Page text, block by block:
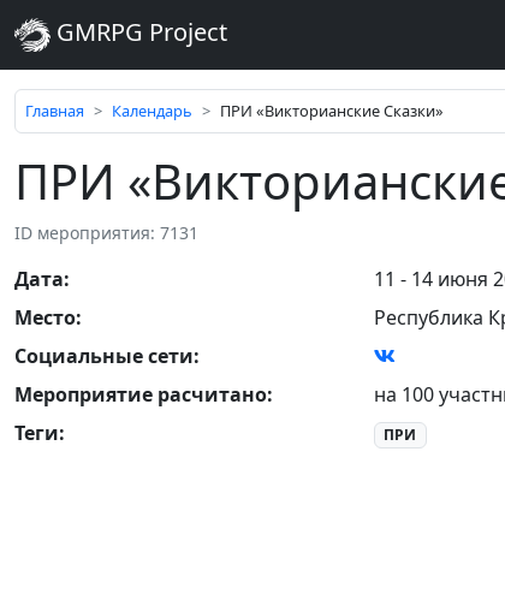
GMRPG Project
Главная Календарь ПРИ «Викторианские Сказки»
ПРИ
ID мероприятия: 7131
Дата:
11 - 14 июня
Место: Республика
Социальные сети:
Мероприятие расчитано:
на 100
Теги: ПРИ